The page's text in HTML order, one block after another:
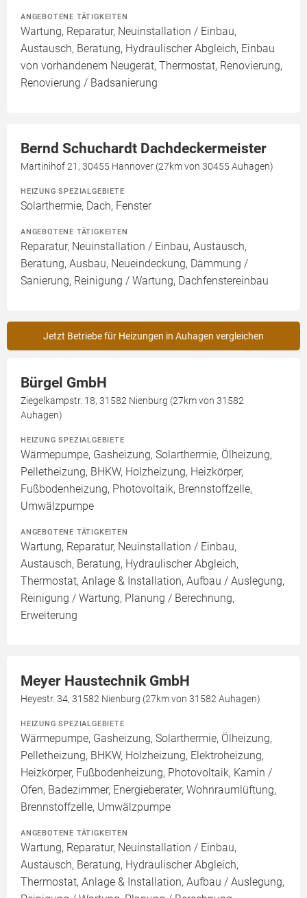
ANGEBOTENE TÄTIGKEITEN
Wartung, Reparatur, Neuinstallation / Einbau,
Austausch, Beratung, Hydraulischer Abgleich, Einbau
von vorhandenem Neugerät, Thermostat, Renovierung,
Renovierung / Badsanierung
Bernd Schuchardt Dachdeckermeister
Martinihof 21, 30455 Hannover (27km von 30455 Auhagen)
HEIZUNG SPEZIALGEBIETE
Solarthermie, Dach, Fenster
ANGEBOTENE TÄTIGKEITEN
Reparatur, Neuinstallation / Einbau, Austausch,
Beratung, Ausbau, Neueindeckung, Dämmung /
Sanierung, Reinigung / Wartung, Dachfenstereinbau
Jetzt Betriebe für Heizungen in Auhagen vergleichen
Bürgel GmbH
Ziegelkampstr. 18, 31582 Nienburg (27km von 31582
Auhagen)
HEIZUNG SPEZIALGEBIETE
Wärmepumpe, Gasheizung, Solarthermie, Ölheizung,
Pelletheizung, BHKW, Holzheizung, Heizkörper,
Fußbodenheizung, Photovoltaik, Brennstoffzelle,
Umwälzpumpe
ANGEBOTENE TÄTIGKEITEN
Wartung, Reparatur, Neuinstallation / Einbau,
Austausch, Beratung, Hydraulischer Abgleich,
Thermostat, Anlage & Installation, Aufbau / Auslegung,
Reinigung / Wartung, Planung / Berechnung,
Erweiterung
Meyer Haustechnik GmbH
Heyestr. 34, 31582 Nienburg (27km von 31582 Auhagen)
HEIZUNG SPEZIALGEBIETE
Wärmepumpe, Gasheizung, Solarthermie, Ölheizung,
Pelletheizung, BHKW, Holzheizung, Elektroheizung,
Heizkörper, Fußbodenheizung, Photovoltaik, Kamin /
Ofen, Badezimmer, Energieberater, Wohnraumlüftung,
Brennstoffzelle, Umwälzpumpe
ANGEBOTENE TÄTIGKEITEN
Wartung, Reparatur, Neuinstallation / Einbau,
Austausch, Beratung, Hydraulischer Abgleich,
Thermostat, Anlage & Installation, Aufbau / Auslegung,